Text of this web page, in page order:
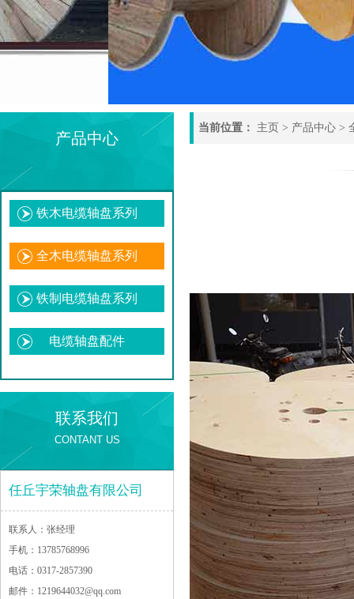
产品中心
铁木电缆轴盘系列
全木电缆轴盘系列
铁制电缆轴盘系列
电缆轴盘配件
联系我们
CONTANT US
任丘宇荣轴盘有限公司
联系人： 张经理
手机： 13785768996
电话： 0317-2857390
邮件： 1219644032@qq.com
当前位置： 主页 > 产品中心 >